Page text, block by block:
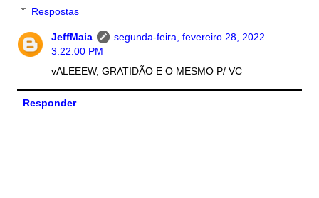
Respostas
JeffMaia
segunda-feira, fevereiro 28, 2022
3:22:00 PM
vALEEEW, GRATIDÃO E O MESMO P/ VC
Responder